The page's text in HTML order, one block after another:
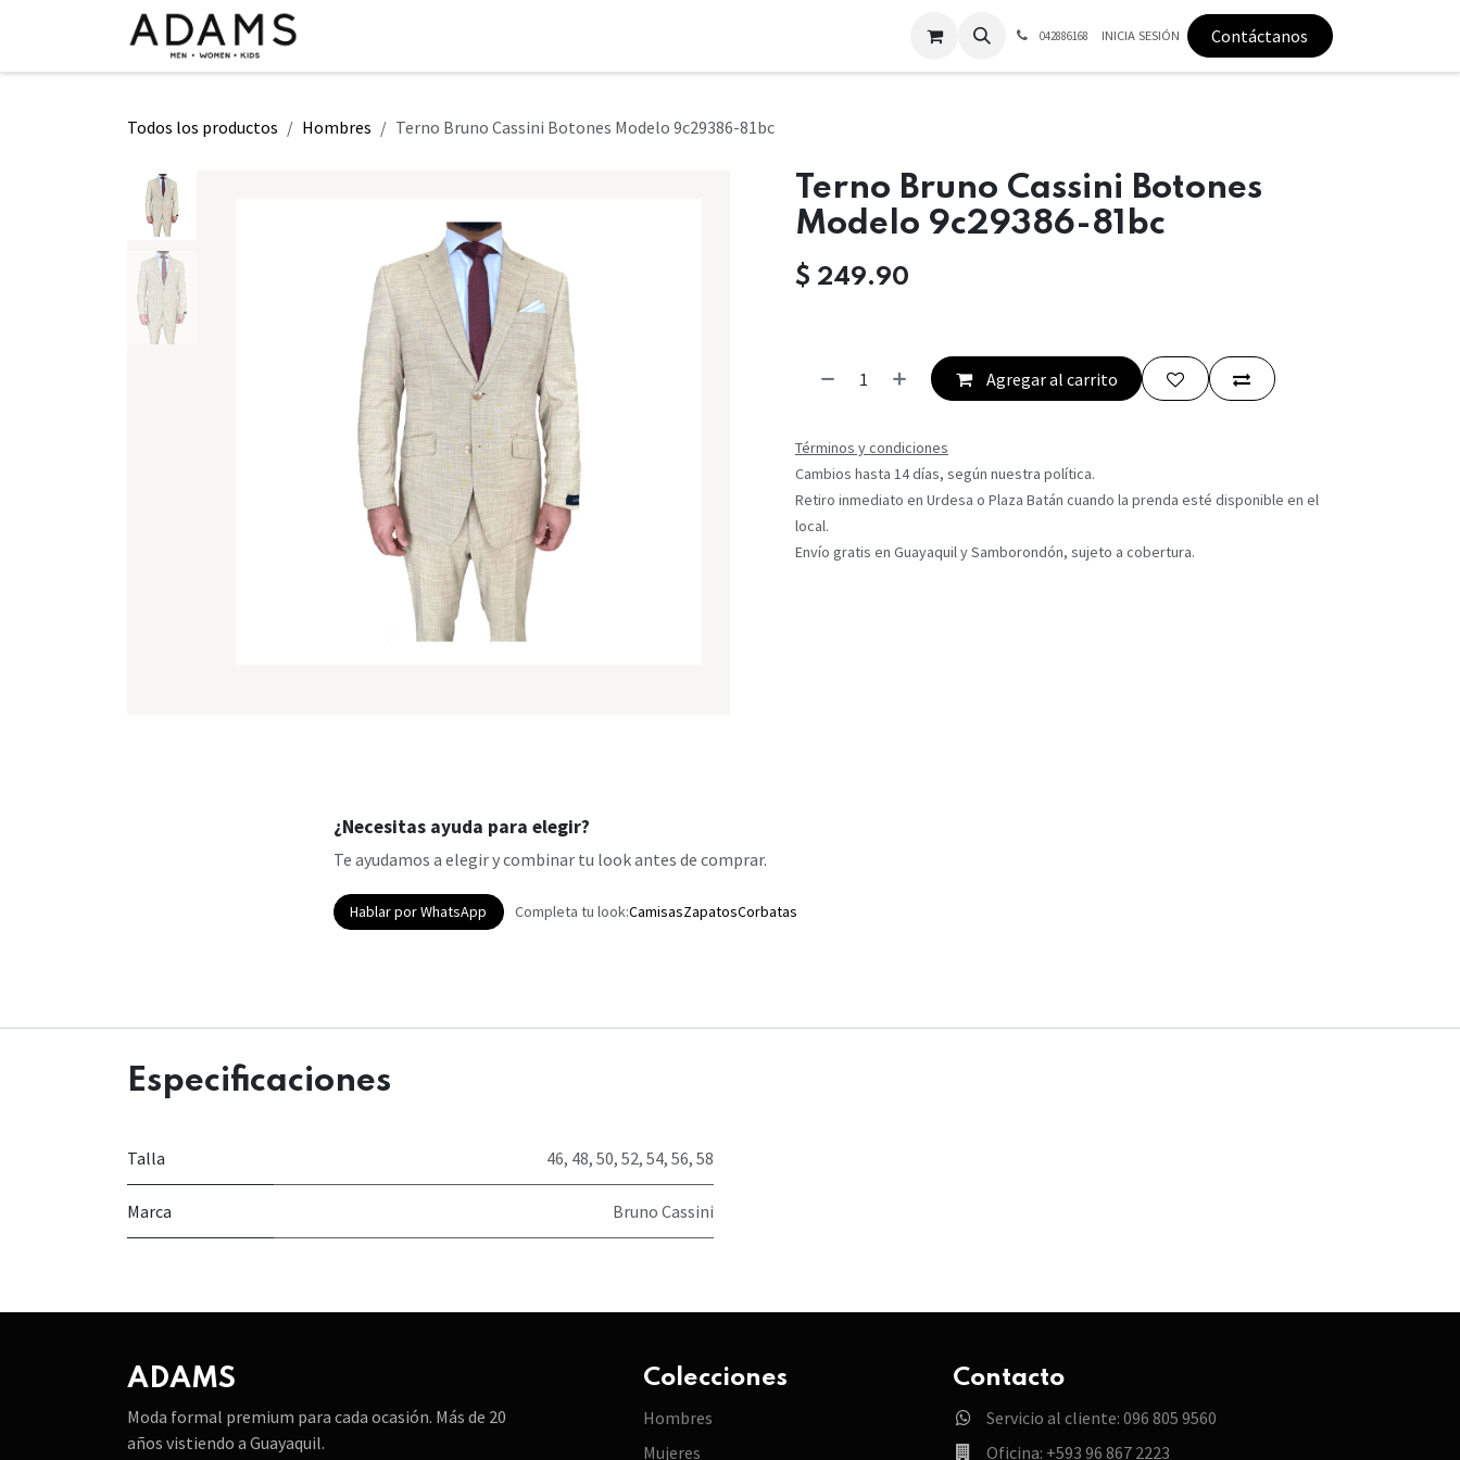
042886168 INICIA SESIÓN Contáctanos
Todos los productos Hombres Terno Bruno Cassini Botones Modelo 9c29386-81bc
Terno Bruno Cassini Botones
Modelo 9c29386-81bc
$ 249.90
Agregar al carrito
Términos y condiciones
Cambios hasta 14 días, según nuestra política.
Retiro inmediato en Urdesa o Plaza Batán cuando la prenda esté disponible en el
local.
Envío gratis en Guayaquil y Samborondón, sujeto a cobertura.
¿Necesitas ayuda para elegir?
Te ayudamos a elegir y combinar tu look antes de comprar.
Hablar por WhatsApp Completa tu look:CamisasZapatosCorbatas
Especificaciones
Talla 46, 48, 50, 52, 54, 56, 58
Marca Bruno Cassini
ADAMS
Moda formal premium para cada ocasión. Más de 20
años vistiendo a Guayaquil.
Colecciones
Hombres
Mujeres
Contacto
Servicio al cliente: 096 805 9560
Oficina: +593 96 867 2223